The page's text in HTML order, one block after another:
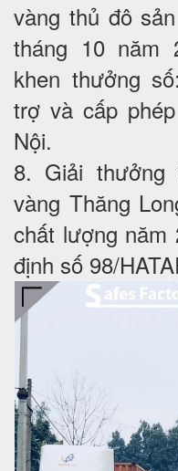
vàng thủ đô
tháng 10 năm
khen thưởng
trợ và cấp
Nội.
8. Giải thưởng
vàng Thăng
chất lượng năm
định số 98/